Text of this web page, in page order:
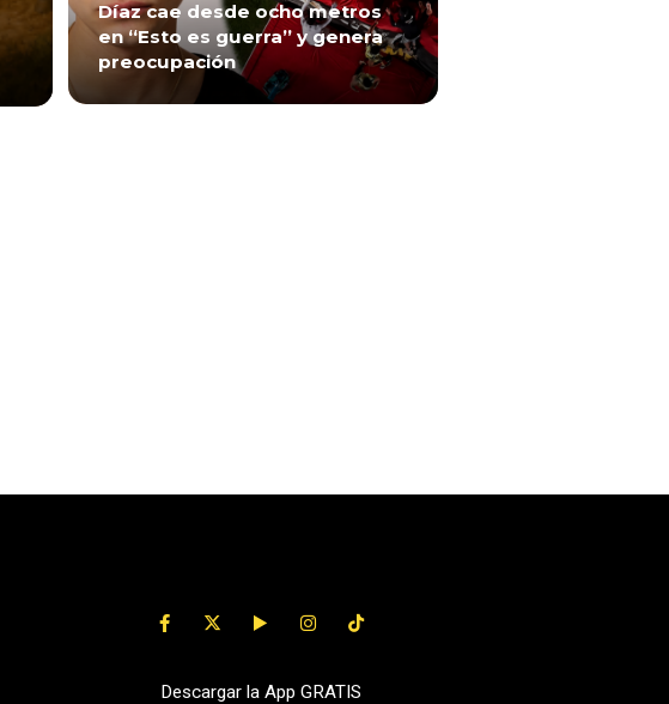
Díaz cae desde ocho metros
en “Esto es guerra” y genera
preocupación
Descargar la App GRATIS